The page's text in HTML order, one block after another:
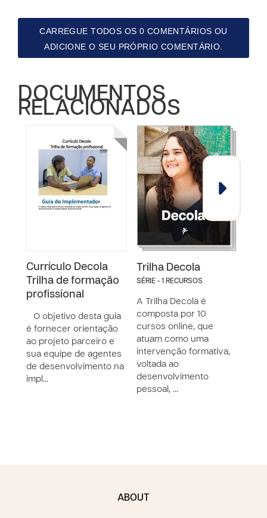
CARREGUE TODOS OS 0 COMENTÁRIOS OU
ADICIONE O SEU PRÓPRIO COMENTÁRIO.
DOCUMENTOS
RELACIONADOS
Currículo Decola
Trilha de formação
profissional
O objetivo desta guia
é fornecer orientação
ao projeto parceiro e
sua equipe de agentes
de desenvolvimento na
impl…
Trilha Decola
SÉRIE - 1 RECURSOS
A Trilha Decola é
composta por 10
cursos online, que
atuam como uma
intervenção formativa,
voltada ao
desenvolvimento
pessoal, …
ABOUT